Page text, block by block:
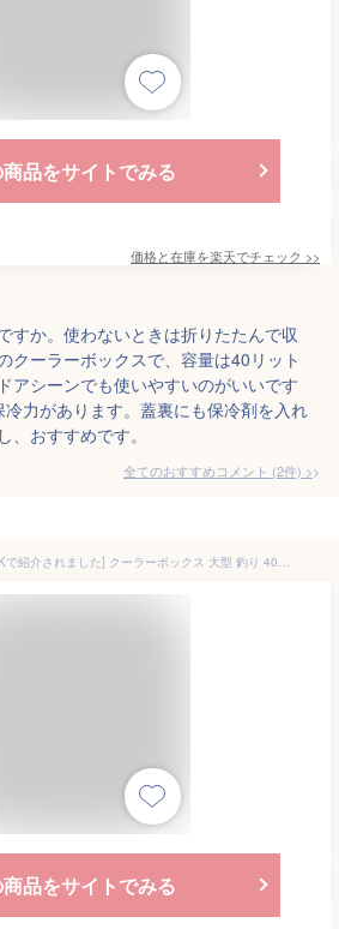
商品をサイトでみる
価格と在庫を楽天でチェック >>
すか。使わないときは折りたたんで収
クーラーボックスで、容量は40リット
アシーンでも使いやすいのがいいです
力があります。蓋裏にも保冷剤を入れ
、おすすめです。
全てのおすすめコメント (2件) >
【公式】[CAMPHACKで紹介されました] クーラーボックス 大型 釣り 40L アイリスオーヤマ ハードクーラーボックス 大容量 高保冷 アウトドア キャンプ BBQ スポーツ レジャー 海水浴 車中泊 花見 運動会 釣り 保冷バッグ HUGEL ベージュ カーキ TC-40 【予約】
商品をサイトでみる